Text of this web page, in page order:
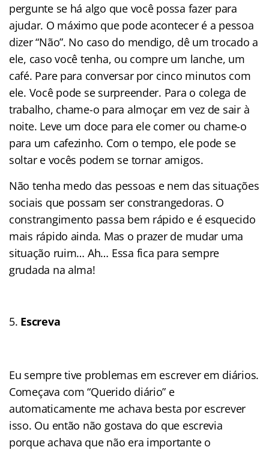
pergunte se há algo que você possa fazer para
ajudar. O máximo que pode acontecer é a pessoa
dizer “Não”. No caso do mendigo, dê um trocado a
ele, caso você tenha, ou compre um lanche, um
café. Pare para conversar por cinco minutos com
ele. Você pode se surpreender. Para o colega de
trabalho, chame-o para almoçar em vez de sair à
noite. Leve um doce para ele comer ou chame-o
para um cafezinho. Com o tempo, ele pode se
soltar e vocês podem se tornar amigos.
Não tenha medo das pessoas e nem das situações
sociais que possam ser constrangedoras. O
constrangimento passa bem rápido e é esquecido
mais rápido ainda. Mas o prazer de mudar uma
situação ruim… Ah… Essa fica para sempre
grudada na alma!
Escreva
Eu sempre tive problemas em escrever em diários.
Começava com “Querido diário” e
automaticamente me achava besta por escrever
isso. Ou então não gostava do que escrevia
porque achava que não era importante o